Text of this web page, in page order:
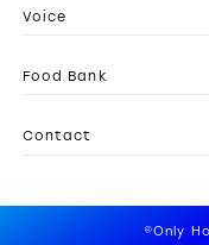
Voice
Food Bank
Contact
©Only